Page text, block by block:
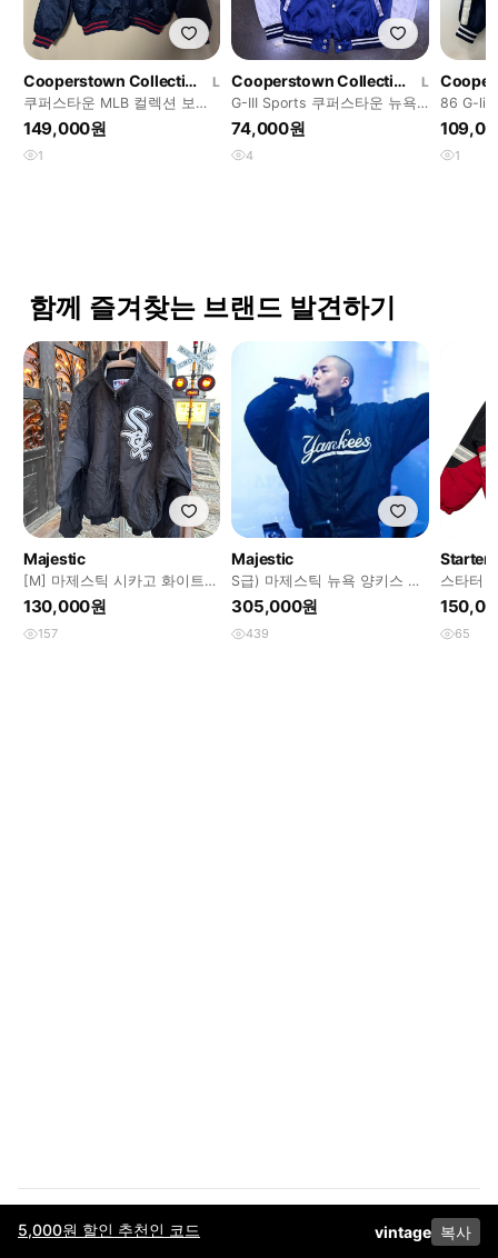
5,000원 할인 추천인 코드 vintage 복사
Cooperstown Collection
L
쿠퍼스타운 MLB 컬렉션 보스
턴 레드삭스 바시티자켓 처분
149,000원
1
Cooperstown Collection
L
G-III Sports 쿠퍼스타운 뉴욕
양키스 1952 새틴 바시티자켓
L
74,000원
4
86 G-lii
스 자켓
1
함께 즐겨찾는 브랜드 발견하기
Majestic
[M] 마제스틱 시카고 화이트
삭스 스타디움 자켓
130,000원
157
Majestic
S급) 마제스틱 뉴욕 양키스 오
왼 자켓 XL
305,000원
439
Starter
스타터
지 자켓
65